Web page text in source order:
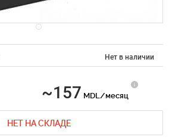
Нет в наличии
~157 MDL/месяц
НЕТ НА СКЛАДЕ